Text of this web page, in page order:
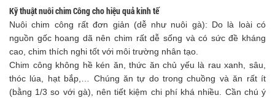
Kỹ thuật nuôi chim Công cho hiệu quả kinh tế
Nuôi chim công rất đơn giản (dễ như nuôi gà): Do là loài có
nguồn gốc hoang dã nên chim rất dễ sống và có sức đề kháng
cao, chim thích nghi tốt với môi trường nhân tạo.
Chim công không hề kén ăn, thức ăn chủ yếu là rau xanh, sâu,
thóc lúa, hạt bắp,… Chúng ăn tự do trong chuồng và ăn rất ít
(bằng 1/3 so với gà), nên tiết kiệm chi phí khá nhiều. Cần chú ý